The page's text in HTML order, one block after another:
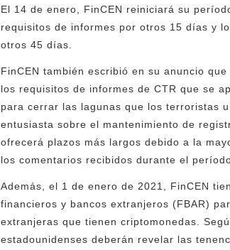
El 14 de enero, FinCEN reiniciará su
requisitos de informes por otros 15 días y
otros 45 días.
FinCEN también escribió en su anuncio
los requisitos de informes de CTR que se
para cerrar las lagunas que los terroristas
entusiasta sobre el mantenimiento de
ofrecerá plazos más largos debido a la
los comentarios recibidos durante el
Además, el 1 de enero de 2021, FinCEN
financieros y bancos extranjeros (FBAR)
extranjeras que tienen criptomonedas.
estadounidenses deberán revelar las